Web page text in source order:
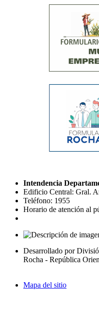
Intendencia
Edificio Central: Gral.
Teléfono: 1955
Horario de atención al
Desarrollado por
Rocha - República
Mapa del sitio